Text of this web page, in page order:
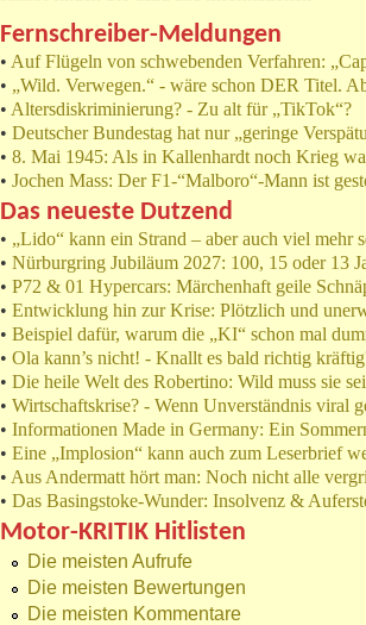
Fernschreiber-Meldungen
• Auf Flügeln von schwebenden Verfahren:
• „Wild. Verwegen.“ - wäre schon DER Titel.
• Altersdiskriminierung? - Zu alt für „TikTok“?
• Deutscher Bundestag hat nur „geringe
• 8. Mai 1945: Als in Kallenhardt noch Krieg
• Jochen Mass: Der F1-“Malboro“-Mann ist
Das neueste Dutzend
• „Lido“ kann ein Strand – aber auch viel mehr
• Nürburgring Jubiläum 2027: 100, 15 oder 13
• P72 & 01 Hypercars: Märchenhaft geile
• Entwicklung hin zur Krise: Plötzlich und
• Beispiel dafür, warum die „KI“ schon mal
• Ola kann’s nicht! - Knallt es bald richtig
• Die heile Welt des Robertino: Wild muss sie
• Wirtschaftskrise? - Wenn Unverständnis viral
• Informationen Made in Germany: Ein
• Eine „Implosion“ kann auch zum Leserbrief
• Aus Andermatt hört man: Noch nicht alle
• Das Basingstoke-Wunder: Insolvenz &
Motor-KRITIK Hitlisten
Die meisten Aufrufe
Die meisten Bewertungen
Die meisten Kommentare